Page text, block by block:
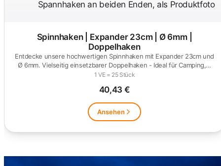
Spinnhaken | Expander 23cm | Ø 6mm |
Doppelhaken
Entdecke unsere hochwertigen Spinnhaken mit Expander 23cm und
Ø 6mm. Vielseitig einsetzbarer Doppelhaken - Ideal für Camping,…
1 VE = 25 Stück
40,43 €
Ansehen